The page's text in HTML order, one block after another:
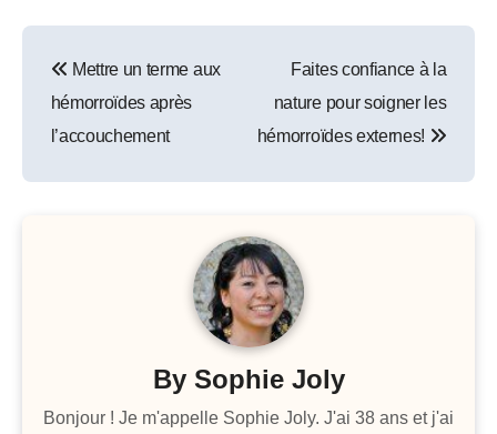
de
l’article
Mettre un terme aux
hémorroïdes après
l’accouchement
Faites confiance à la
nature pour soigner les
hémorroïdes externes!
By Sophie Joly
Bonjour ! Je m'appelle Sophie Joly. J'ai 38 ans et j'ai